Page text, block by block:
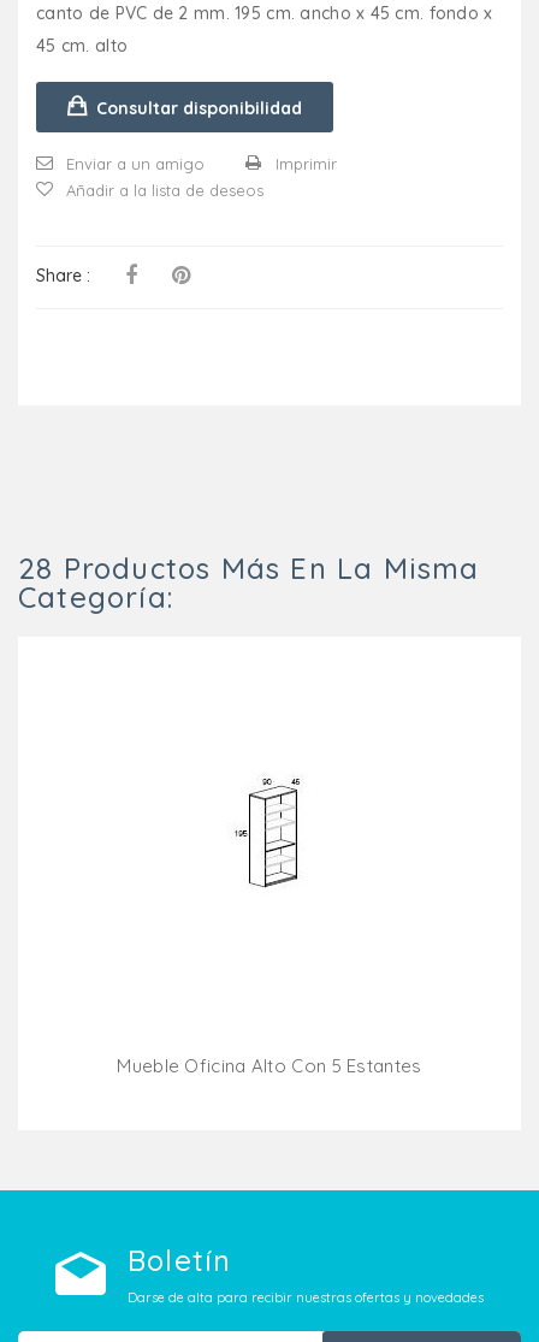
canto de PVC de 2 mm. 195 cm. ancho x 45 cm. fondo x
45 cm. alto
Consultar disponibilidad
Enviar a un amigo
Imprimir
Añadir a la lista de deseos
Share :
28 Productos Más En La Misma
Categoría:
Mueble Oficina Alto Con 5 Estantes
Boletín
Darse de alta para recibir nuestras ofertas y novedades